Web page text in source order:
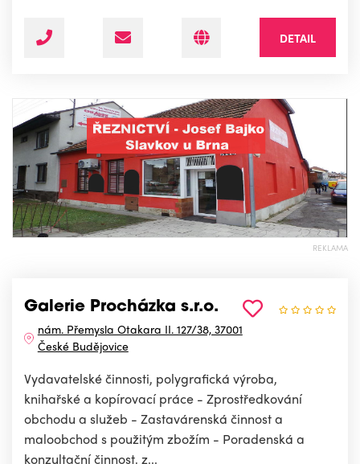
DETAIL
REKLAMA
Galerie Procházka s.r.o.
nám. Přemysla Otakara II. 127/38, 37001
České Budějovice
Vydavatelské činnosti, polygrafická výroba,
knihařské a kopírovací práce - Zprostředkování
obchodu a služeb - Zastavárenská činnost a
maloobchod s použitým zbožím - Poradenská a
konzultační činnost, z...